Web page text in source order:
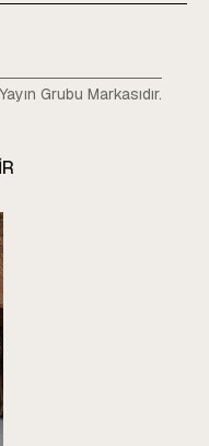
Grubu Markasıdır.